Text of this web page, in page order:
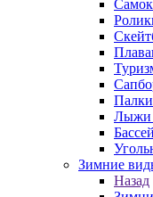
Палки
Лыжи
Зимние
Назад